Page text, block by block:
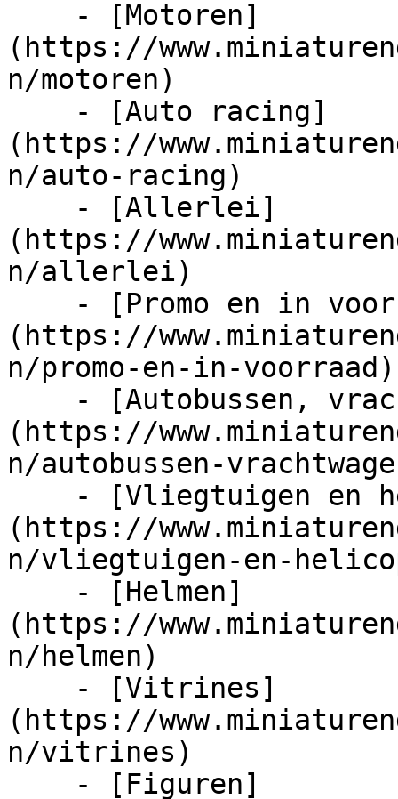
(https://
n/motoren)
(https://
n/auto-racing)
(https://
n/allerlei)
(https://
n/promo-en-in-voorraad)
(https://
n/autobussen-
(https://
n/vliegtuigen-en-
(https://
n/helmen)
(https://
n/vitrines)